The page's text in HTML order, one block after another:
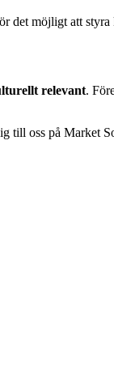
möjligt att
relevant.
oss på Market